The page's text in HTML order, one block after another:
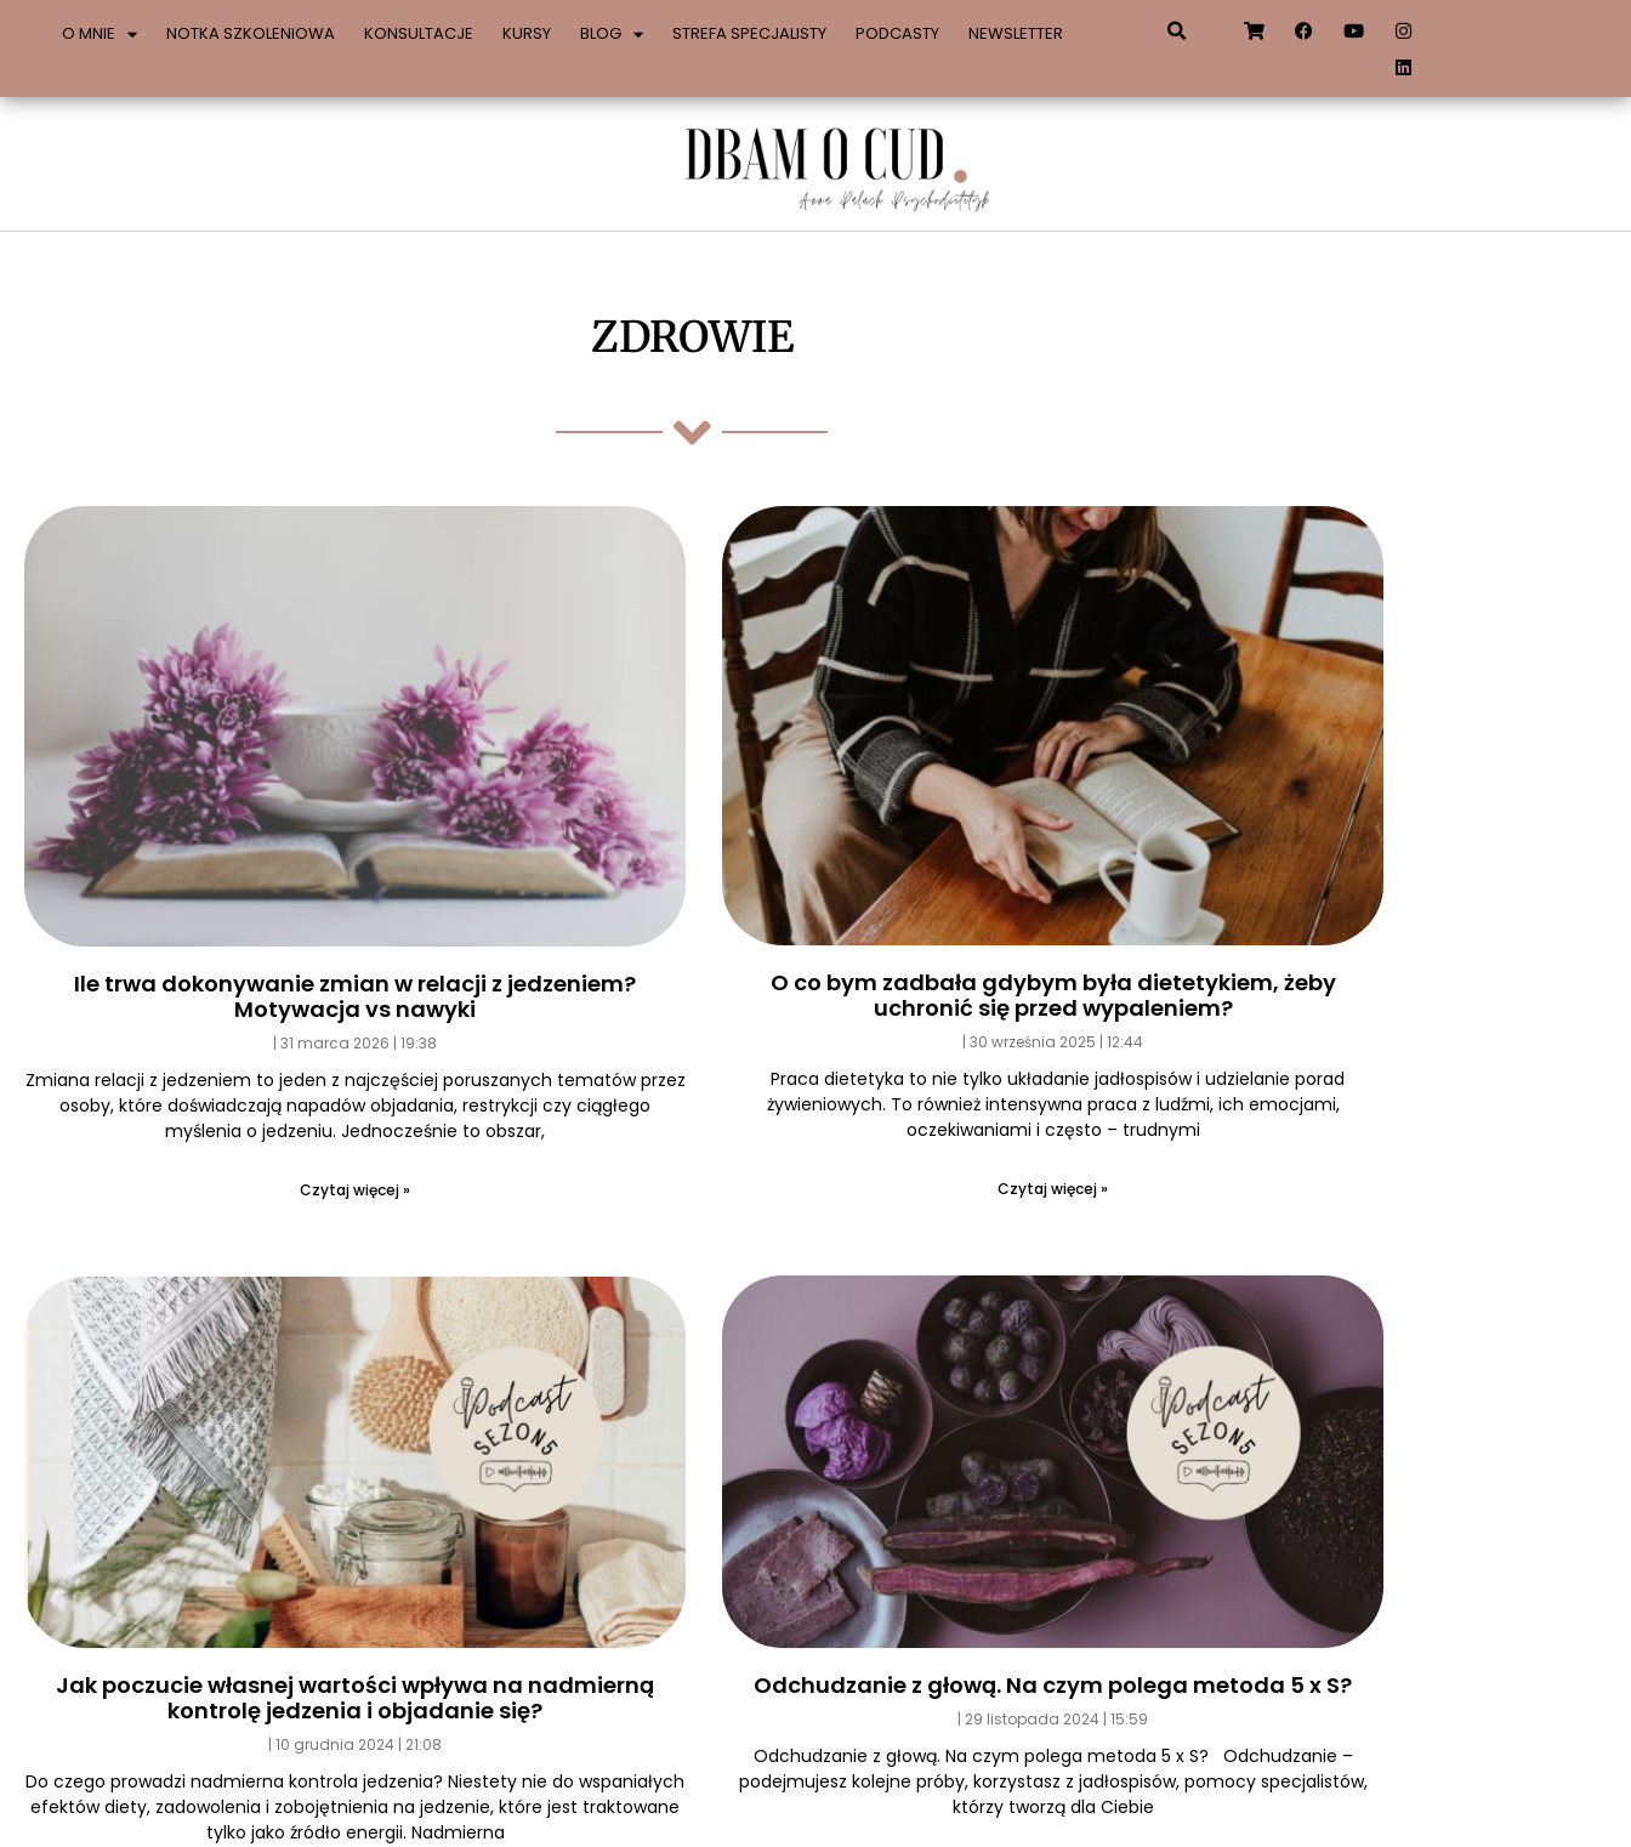
O MNIE NOTKA SZKOLENIOWA KONSULTACJE KURSY BLOG STREFA SPECJALISTY PODCASTY NEWSLETTER
ZDROWIE
Ile trwa dokonywanie zmian w relacji z jedzeniem?
Motywacja vs nawyki
31 marca 2026 19:38
Zmiana relacji z jedzeniem to jeden z najczęściej poruszanych tematów przez
osoby, które doświadczają napadów objadania, restrykcji czy ciągłego
myślenia o jedzeniu. Jednocześnie to obszar,
Czytaj więcej »
O co bym zadbała gdybym była dietetykiem, żeby
uchronić się przed wypaleniem?
30 września 2025 12:44
Praca dietetyka to nie tylko układanie jadłospisów i udzielanie porad
żywieniowych. To również intensywna praca z ludźmi, ich emocjami,
oczekiwaniami i często – trudnymi
Czytaj więcej »
Jak poczucie własnej wartości wpływa na nadmierną
kontrolę jedzenia i objadanie się?
10 grudnia 2024 21:08
Do czego prowadzi nadmierna kontrola jedzenia? Niestety nie do wspaniałych
efektów diety, zadowolenia i zobojętnienia na jedzenie, które jest traktowane
tylko jako źródło energii. Nadmierna
Odchudzanie z głową. Na czym polega metoda 5 x S?
29 listopada 2024 15:59
Odchudzanie z głową. Na czym polega metoda 5 x S? Odchudzanie –
podejmujesz kolejne próby, korzystasz z jadłospisów, pomocy specjalistów,
którzy tworzą dla Ciebie